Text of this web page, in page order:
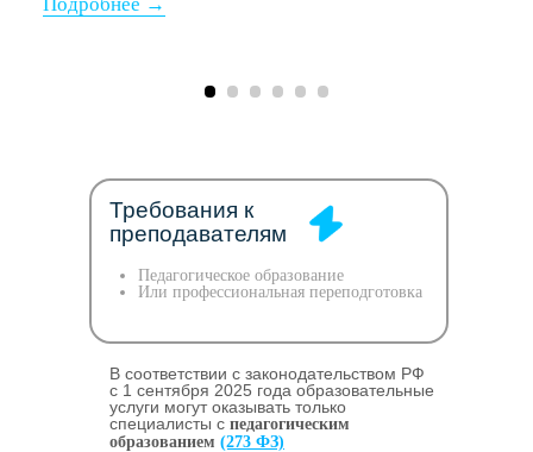
Педагогическое образование
Или профессиональная переподготовка
В соответствии с законодательством РФ
c 1 сентября 2025 года образовательные
услуги могут оказывать только
специалисты с педагогическим
образованием (273 ФЗ)
Требования к
преподавателям